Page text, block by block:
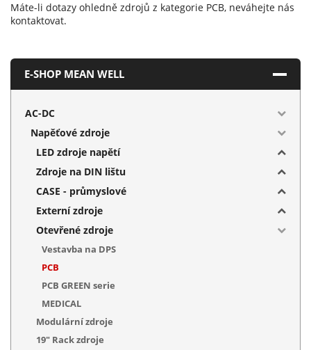
Máte-li dotazy ohledně zdrojů z kategorie PCB, neváhejte nás
kontaktovat.
E-SHOP MEAN WELL
AC-DC
Napěťové zdroje
LED zdroje napětí
Zdroje na DIN lištu
CASE - průmyslové
Externí zdroje
Otevřené zdroje
Vestavba na DPS
PCB
PCB GREEN serie
MEDICAL
Modulární zdroje
19" Rack zdroje